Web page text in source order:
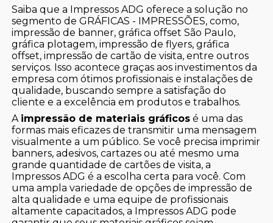
Saiba que a Impressos ADG oferece a solução no
segmento de GRÁFICAS - IMPRESSÕES, como,
impressão de banner, gráfica offset São Paulo,
gráfica plotagem, impressão de flyers, gráfica
offset, impressão de cartão de visita, entre outros
serviços. Isso acontece graças aos investimentos da
empresa com ótimos profissionais e instalações de
qualidade, buscando sempre a satisfação do
cliente e a excelência em produtos e trabalhos.
A impressão de materiais gráficos é uma das
formas mais eficazes de transmitir uma mensagem
visualmente a um público. Se você precisa imprimir
banners, adesivos, cartazes ou até mesmo uma
grande quantidade de cartões de visita, a
Impressos ADG é a escolha certa para você. Com
uma ampla variedade de opções de impressão de
alta qualidade e uma equipe de profissionais
altamente capacitados, a Impressos ADG pode